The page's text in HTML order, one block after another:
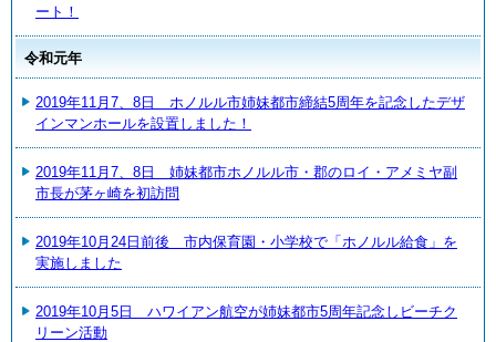
ート！
令和元年
2019年11月7、8日 ホノルル市姉妹都市締結5周年を記念したデザ
インマンホールを設置しました！
2019年11月7、8日 姉妹都市ホノルル市・郡のロイ・アメミヤ副
市長が茅ヶ崎を初訪問
2019年10月24日前後 市内保育園・小学校で「ホノルル給食」を
実施しました
2019年10月5日 ハワイアン航空が姉妹都市5周年記念しビーチク
リーン活動